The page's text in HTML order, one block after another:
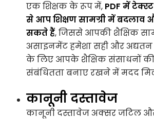
एक शिक्षक के रूप में, PDF में
से आप शिक्षण सामग्री में बदलाव
सकते हैं, जिससे आपकी शैक्षिक
असाइनमेंट हमेशा सही और अद्यतन
के लिए आपके शैक्षिक संसाधनों
संबंधितता बनाए रखने में मदद
कानूनी दस्तावेज
कानूनी दस्तावेज अक्सर जटिल और